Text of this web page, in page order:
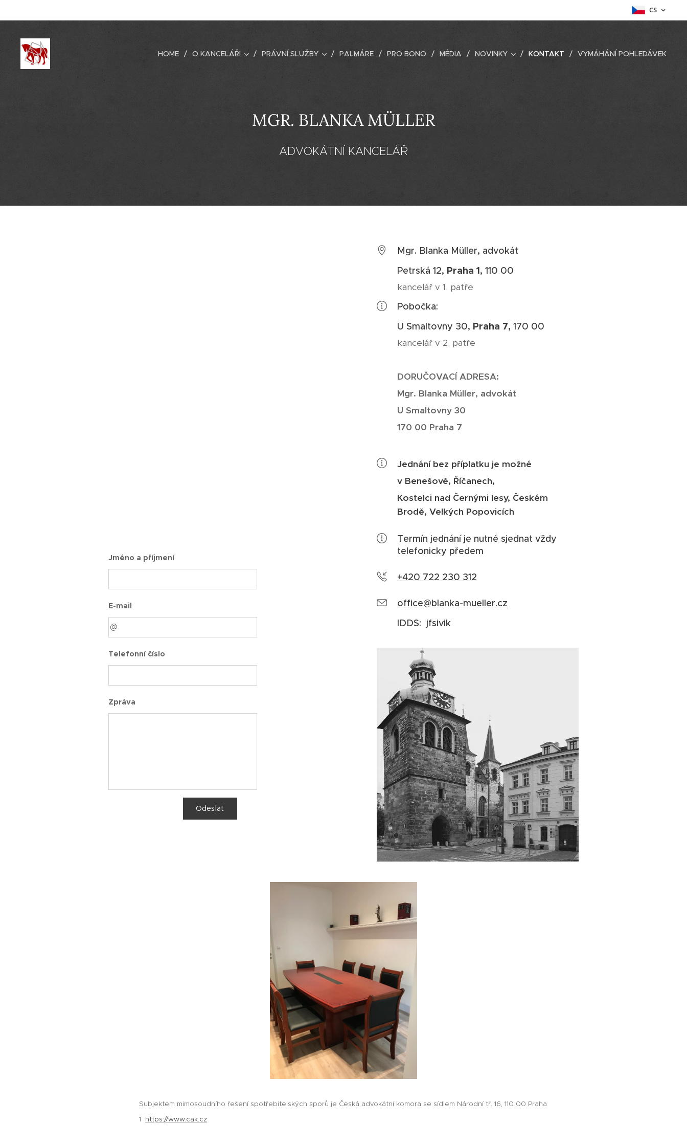
CS
HOME O KANCELÁŘI PRÁVNÍ SLUŽBY PALMÁRE PRO BONO MÉDIA NOVINKY KONTAKT VYMÁHÁNÍ POHLEDÁVEK
MGR. BLANKA MÜLLER
ADVOKÁTNÍ KANCELÁŘ
Jméno a příjmení
E-mail
Telefonní číslo
Zpráva
Odeslat
Mgr. Blanka Müller, advokát
Petrská 12, Praha 1, 110 00
kancelář v 1. patře
Pobočka:
U Smaltovny 30, Praha 7,170 00
kancelář v 2. patře
DORUČOVACÍ ADRESA:
Mgr. Blanka Müller, advokát
U Smaltovny 30
170 00 Praha 7
Jednání bez příplatku je možné
v Benešově, Říčanech,
Kostelci nad Černými lesy, Českém
Brodě, Velkých Popovicích
Termín jednání je nutné sjednat vždy
telefonicky předem
+420 722 230 312
office@blanka-mueller.cz
IDDS: jfsivik
Subjektem mimosoudního řešení spotřebitelských sporů je Česká advokátní komora se sídlem Národní tř. 16, 110 00 Praha
1 https://www.cak.cz